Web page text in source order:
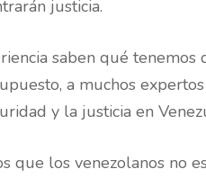
justicia.
saben qué tenemos
a muchos
y la justicia en
los venezolanos no